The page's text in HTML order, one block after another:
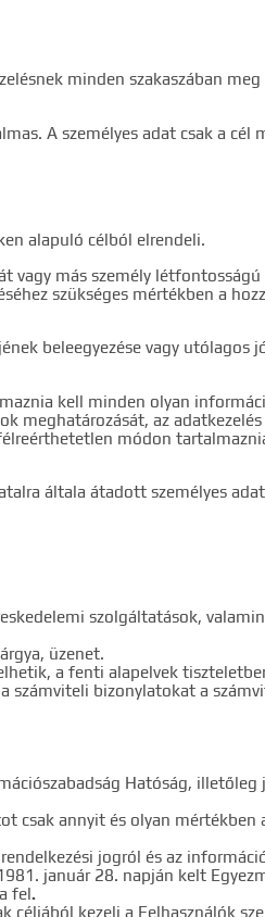
minden szakaszában
A személyes adat csak a cél
alapuló célból elrendeli.
vagy más személy létfontosságú
szükséges mértékben a
beleegyezése vagy utólagos
kell minden olyan
meghatározását, az
módon
általa átadott személyes
szolgáltatások,
üzenet.
a fenti alapelvek
számviteli bizonylatokat a
Hatóság, illetőleg
csak annyit és olyan mértékben
jogról és az
január 28. napján kelt
fel.
céljából kezeli a Felhasználók